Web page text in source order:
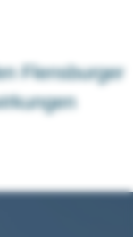
Flensburger